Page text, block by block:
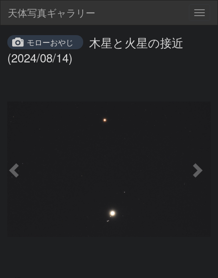
天体写真ギャラリー
モローおやじ
木星と火星の接近
(2024/08/14)